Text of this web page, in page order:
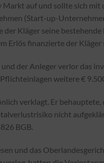
auf und sollte sich
(Start-up-
Kläger seine
Erlös finanzierte der
der Anleger verlor das
weitere €
verklagt. Er behauptete,
nicht
BGB.
und das